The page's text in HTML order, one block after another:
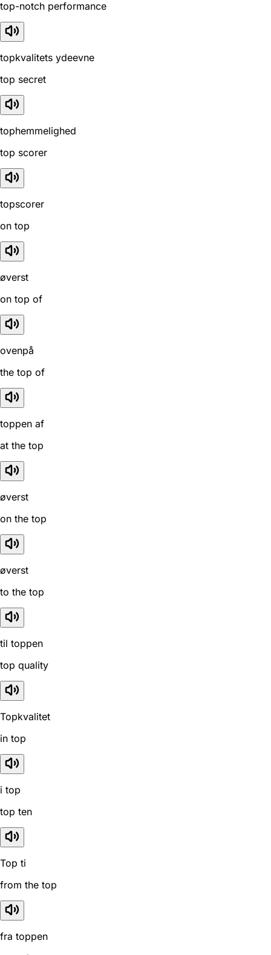
top-notch performance
topkvalitets ydeevne
top secret
tophemmelighed
top scorer
topscorer
on top
øverst
on top of
ovenpå
the top of
toppen af
at the top
øverst
on the top
øverst
to the top
til toppen
top quality
Topkvalitet
in top
i top
top ten
Top ti
from the top
fra toppen